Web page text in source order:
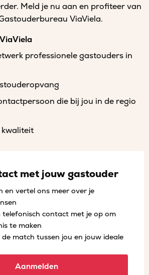
Meld je nu aan en profiteer van
ViaViela.
professionele gastouders in
die bij jou in de regio
met jouw gastouder
en vertel ons meer over je
telefonisch contact met je op om
te maken
de match tussen jou en jouw ideale
Aanmelden